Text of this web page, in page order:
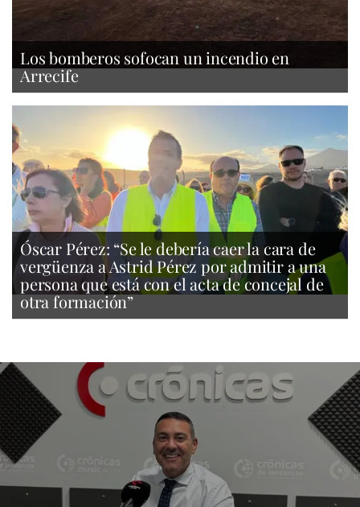
Los bomberos sofocan un incendio en
Arrecife
Óscar Pérez: “Se le debería caer la cara de
vergüenza a Astrid Pérez por admitir a una
persona que está con el acta de concejal de
otra formación”